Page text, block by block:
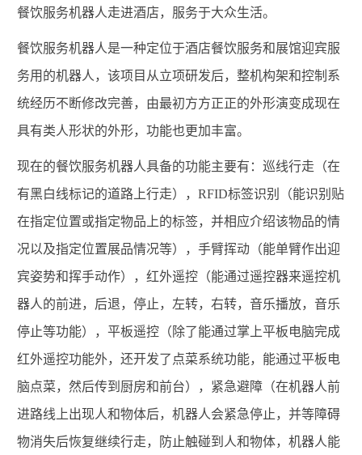
餐饮服务机器人走进酒店，服务于大众生活。
餐饮服务机器人是一种定位于酒店餐饮服务和展馆迎宾服
务用的机器人，该项目从立项研发后，整机构架和控制系
统经历不断修改完善，由最初方方正正的外形演变成现在
具有类人形状的外形，功能也更加丰富。
现在的餐饮服务机器人具备的功能主要有：巡线行走（在
有黑白线标记的道路上行走），RFID标签识别（能识别贴
在指定位置或指定物品上的标签，并相应介绍该物品的情
况以及指定位置展品情况等），手臂挥动（能单臂作出迎
宾姿势和挥手动作），红外遥控（能通过遥控器来遥控机
器人的前进，后退，停止，左转，右转，音乐播放，音乐
停止等功能），平板遥控（除了能通过掌上平板电脑完成
红外遥控功能外，还开发了点菜系统功能，能通过平板电
脑点菜，然后传到厨房和前台），紧急避障（在机器人前
进路线上出现人和物体后，机器人会紧急停止，并等障碍
物消失后恢复继续行走，防止触碰到人和物体，机器人能